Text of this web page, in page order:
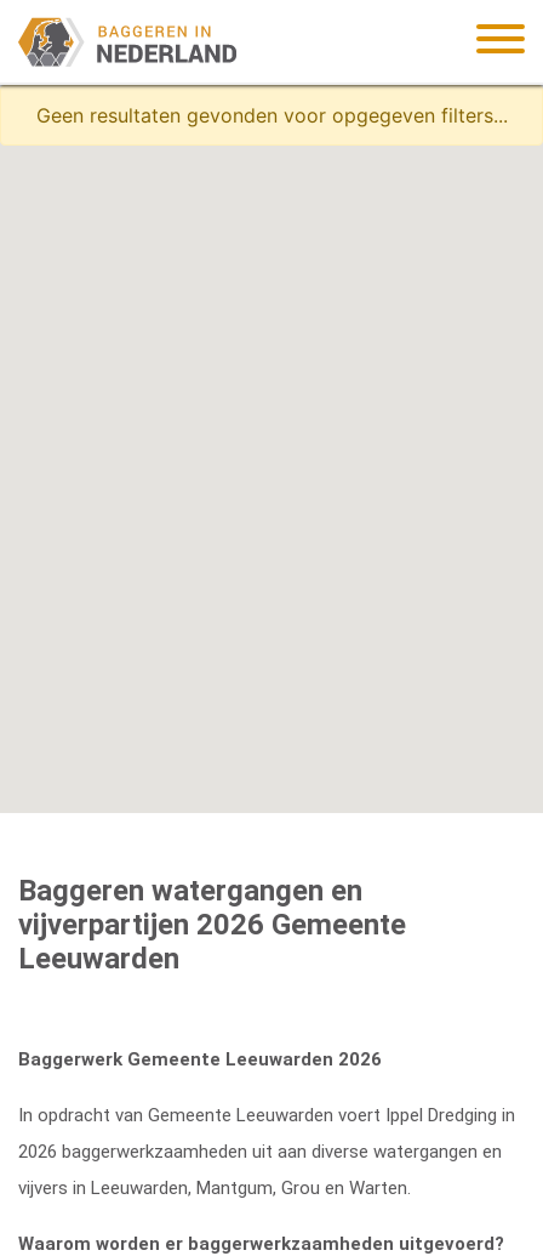
Geen resultaten gevonden voor opgegeven filters...
Baggeren watergangen en
vijverpartijen 2026 Gemeente
Leeuwarden
Baggerwerk Gemeente Leeuwarden 2026
In opdracht van Gemeente Leeuwarden voert Ippel Dredging in
2026 baggerwerkzaamheden uit aan diverse watergangen en
vijvers in Leeuwarden, Mantgum, Grou en Warten.
Waarom worden er baggerwerkzaamheden uitgevoerd?